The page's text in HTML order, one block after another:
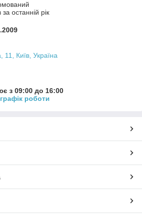
останній рік
11, Київ, Україна
з 09:00 до 16:00
роботи